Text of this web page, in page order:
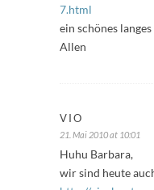
7.html
ein schönes
Allen
VIO
21. Mai 2010 at 10:01
Huhu Barbara,
wir sind heute